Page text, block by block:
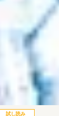
試し読み